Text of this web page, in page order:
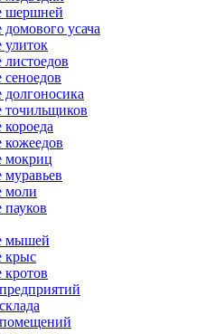
шершней
усача
мокриц
моли
мышей
крыс